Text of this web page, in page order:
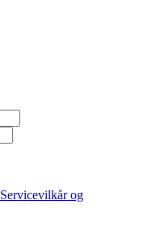
Servicevilkår og